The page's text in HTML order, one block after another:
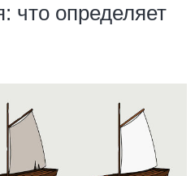
что определяет